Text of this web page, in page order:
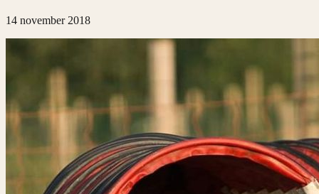
14 november 2018